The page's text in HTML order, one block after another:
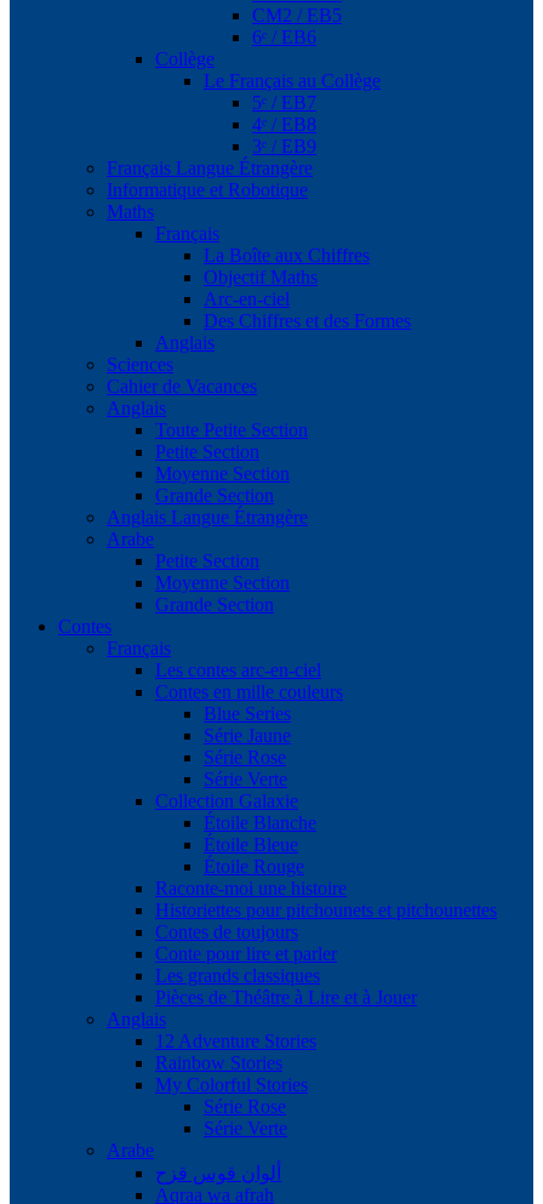
CM2 / EB5
6ᵉ / EB6
Collège
Le Français au Collège
5ᵉ / EB7
4ᵉ / EB8
3ᵉ / EB9
Français Langue Étrangère
Informatique et Robotique
Maths
Français
La Boîte aux Chiffres
Objectif Maths
Arc-en-ciel
Des Chiffres et des Formes
Anglais
Sciences
Cahier de Vacances
Anglais
Toute Petite Section
Petite Section
Moyenne Section
Grande Section
Anglais Langue Étrangère
Arabe
Petite Section
Moyenne Section
Grande Section
Contes
Français
Les contes arc-en-ciel
Contes en mille couleurs
Blue Series
Série Jaune
Série Rose
Série Verte
Collection Galaxie
Étoile Blanche
Étoile Bleue
Étoile Rouge
Raconte-moi une histoire
Historiettes pour pitchounets et pitchounettes
Contes de toujours
Conte pour lire et parler
Les grands classiques
Pièces de Théâtre à Lire et à Jouer
Anglais
12 Adventure Stories
Rainbow Stories
My Colorful Stories
Série Rose
Série Verte
Arabe
ألوان قوس قزح
Aqraa wa afrah